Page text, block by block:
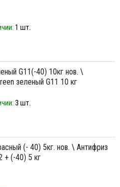
1 шт.
зеленый G11 10 кг
3 шт.
+ (-40) 5 кг